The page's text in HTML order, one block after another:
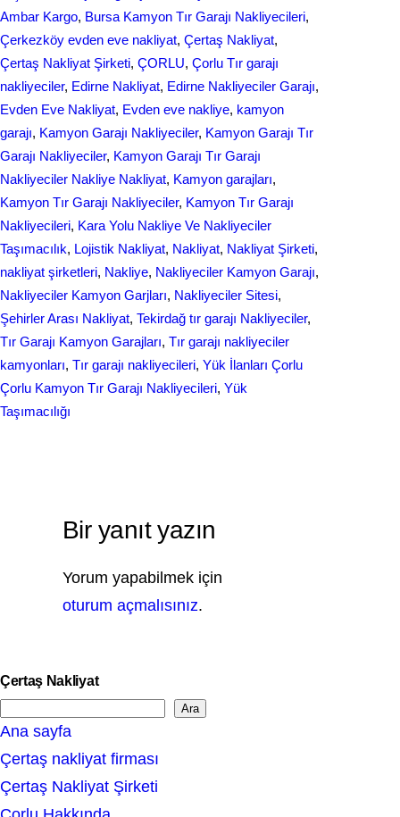
Ambar Kargo, Bursa Kamyon Tır Garajı Nakliyecileri
Çerkezköy evden eve nakliyat, Çertaş Nakliyat
Çertaş Nakliyat Şirketi, ÇORLU, Çorlu Tır garajı
nakliyeciler, Edirne Nakliyat, Edirne Nakliyeciler Garajı
Evden Eve Nakliyat, Evden eve nakliye, kamyon
garajı, Kamyon Garajı Nakliyeciler, Kamyon Garajı Tır
Garajı Nakliyeciler, Kamyon Garajı Tır Garajı
Nakliyeciler Nakliye Nakliyat, Kamyon garajları
Kamyon Tır Garajı Nakliyeciler, Kamyon Tır Garajı
Nakliyecileri, Kara Yolu Nakliye Ve Nakliyeciler
Taşımacılık, Lojistik Nakliyat, Nakliyat, Nakliyat Şirketi
nakliyat şirketleri, Nakliye, Nakliyeciler Kamyon Garajı
Nakliyeciler Kamyon Garjları, Nakliyeciler Sitesi
Şehirler Arası Nakliyat, Tekirdağ tır garajı Nakliyeciler
Tır Garajı Kamyon Garajları, Tır garajı nakliyeciler
kamyonları, Tır garajı nakliyecileri, Yük İlanları Çorlu
Çorlu Kamyon Tır Garajı Nakliyecileri, Yük
Taşımacılığı
Bir yanıt yazın
Yorum yapabilmek için
oturum açmalısınız.
Çertaş Nakliyat
e
a
r
Ara
Ana sayfa
Çertaş nakliyat firması
Çertaş Nakliyat Şirketi